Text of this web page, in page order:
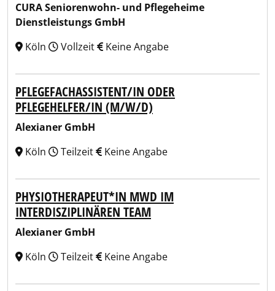
CURA Seniorenwohn- und Pflegeheime
Dienstleistungs GmbH
Köln
Vollzeit Keine Angabe
PFLEGEFACHASSISTENT/IN ODER
PFLEGEHELFER/IN (M/W/D)
Alexianer GmbH
Köln
Teilzeit Keine Angabe
PHYSIOTHERAPEUT*IN MWD IM
INTERDISZIPLINÄREN TEAM
Alexianer GmbH
Köln
Teilzeit Keine Angabe